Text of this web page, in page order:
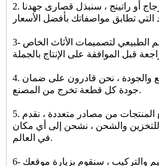
2. سواء كانت حجر أو زجاج أو راتينج ، سنبذل قصارى جهدنا
3- سنقوم بإنتاج نماذج بالحجم الطبيعي لتصميمات الأثاث الخاص
4. مع سيطرتنا على التصنيع والجودة ، نحن قادرون على ضمان
جودة كل قطعة تخرج من المصنع.
5. لتوفير متاعب التعامل مع المنتجات من مصادر متعددة ، نقدم
للتخزين والشحن ، نشحن إلى أي مكان
في العالم.
6- مهمتنا لا تتوقف بعد التسليم والتركيب ، سنقوم بزيارة موقعك